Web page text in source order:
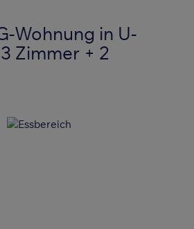
Wohnung in U-
Zimmer + 2